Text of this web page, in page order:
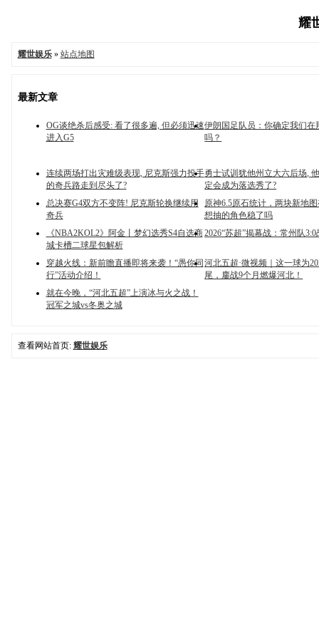
耀
耀世娱乐» 站点地图
最新文章
OG谈绝杀后感受: 看了很多遍, 但必须迅速
进入G5
伊朗国足队员：你确定我们在
吗？
连续两场打出灾难级表现, 尼克斯强力投手
的奇兵路走到尽头了?
勇士试训犹他州立大六后场,
定会成为落选秀了?
总决赛G4双方不变阵! 尼克斯轮换继续用
奇兵
原神6.5原石统计，两块新地
想抽的角色稳了吗
《NBA2KOL2》阿金丨梦幻选秀S4自选商
城卡槽二球星包解析
2026“苏超”揭幕战：常州队
穿越火线：新前瞻直播即将来袭！“愚你同
行”活动介绍！
河北五超·微视频｜这一球为
尾，鏖战9个月燃爆河北！
就在今晚，“河北五超”上演冰与火之战！
冠军之城vs冬奥之城
查看网站首页: 耀世娱乐